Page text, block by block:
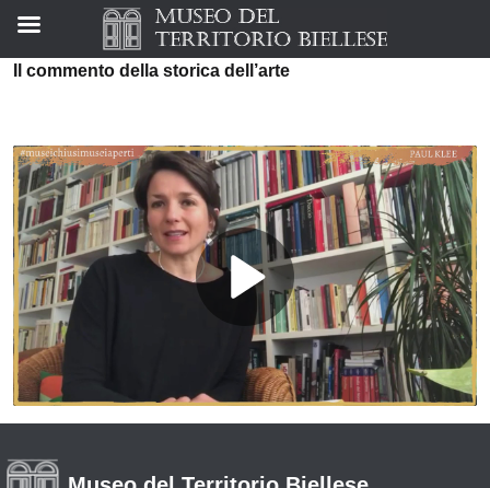
Il commento della storica dell’arte